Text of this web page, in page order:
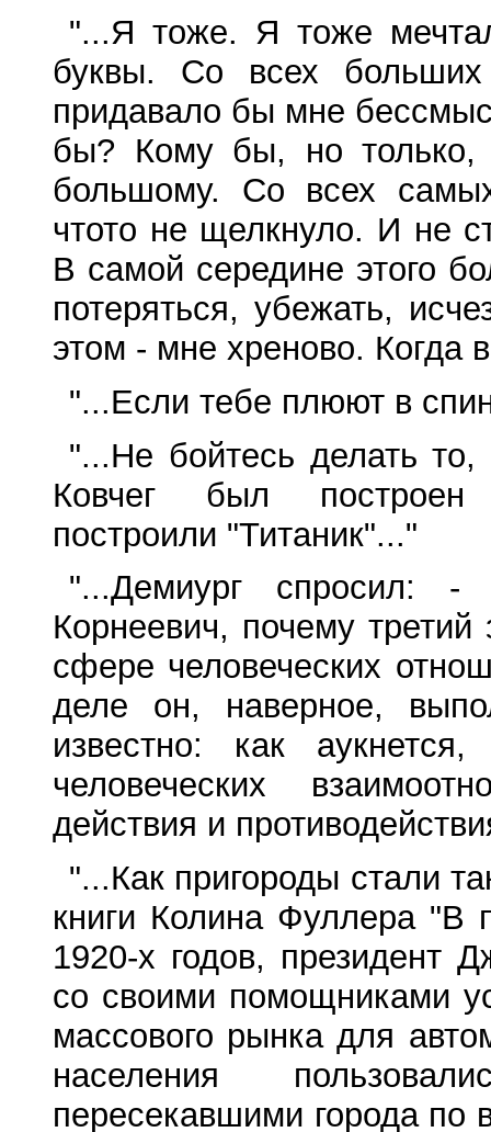
"...Я тоже. Я тоже
буквы. Со всех
придавало бы мне
бы? Кому бы, но только,
большому. Со всех
чтото не щелкнуло. И не
В самой середине этого
потеряться, убежать,
этом - мне хреново. Когда
"...Если тебе плюют в
"...Не бойтесь делать
Ковчег был построен
построили "Титаник"..."
"...Демиург спросил:
Корнеевич, почему
сфере человеческих
деле он, наверное,
известно: как
человеческих
действия и
"...Как пригороды стали
книги Колина Фуллера "В
1920-х годов, президент
со своими помощниками
массового рынка для
населения
пересекавшими города по